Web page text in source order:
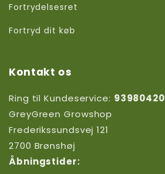
Fortrydelsesret
Fortryd dit køb
Kontakt os
Ring til Kundeservice: 93980420
GreyGreen Growshop
Frederikssundsvej 121
2700 Brønshøj
Åbningstider: